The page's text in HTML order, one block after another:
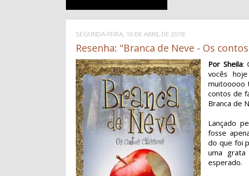
SEGUNDA-FEIRA, 16 DE ABRIL DE 2018
Resenha: "Branca de Neve - Os
Por Sheila:
vocês
muitooooo
contos de
Branca de
Lançado
fosse
do que foi
uma
esperado.